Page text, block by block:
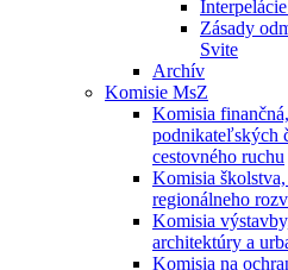
Zásady
Svite
Archív
Komisie MsZ
Komisia
podnikateľských
cestovného ruchu
Komisia
regionálneho
Komisia
architektúry a
Komisia na